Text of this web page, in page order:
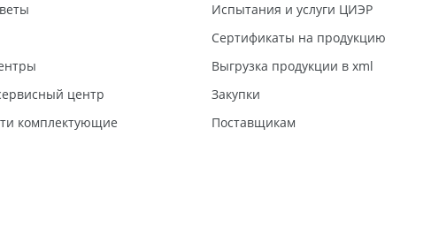
центр
комплектующие
Испытания и услуги ЦИЭР
Сертификаты на продукцию
Выгрузка продукции в xml
Закупки
Поставщикам